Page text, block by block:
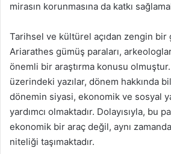
mirasın korunmasına da katkı
Tarihsel ve kültürel açıdan zengin bir
Ariarathes gümüş paraları,
önemli bir araştırma konusu
üzerindeki yazılar, dönem hakkında
dönemin siyasi, ekonomik ve sosyal
yardımcı olmaktadır. Dolayısıyla, bu
ekonomik bir araç değil, aynı
niteliği taşımaktadır.